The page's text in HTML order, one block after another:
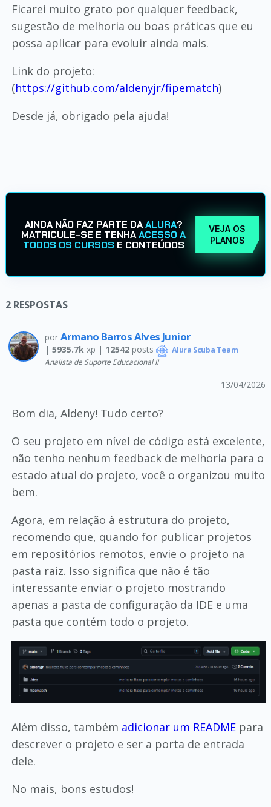
Ficarei muito grato por qualquer feedback,
sugestão de melhoria ou boas práticas que eu
possa aplicar para evoluir ainda mais.
Link do projeto:
(https://github.com/aldenyjr/fipematch)
Desde já, obrigado pela ajuda!
AINDA NÃO FAZ PARTE DAALURA?
MATRICULE-SE E TENHAACESSO A
TODOS OS CURSOS E CONTEÚDOS
VEJA OS
PLANOS
2 RESPOSTAS
por Armano Barros Alves Junior
| 5935.7kxp | 12542posts Alura Scuba Team
Analista de Suporte Educacional II
13/04/2026
Bom dia, Aldeny! Tudo certo?
O seu projeto em nível de código está excelente,
não tenho nenhum feedback de melhoria para o
estado atual do projeto, você o organizou muito
bem.
Agora, em relação à estrutura do projeto,
recomendo que, quando for publicar projetos
em repositórios remotos, envie o projeto na
pasta raiz. Isso significa que não é tão
interessante enviar o projeto mostrando
apenas a pasta de configuração da IDE e uma
pasta que contém todo o projeto.
Além disso, também adicionar um READMEpara
descrever o projeto e ser a porta de entrada
dele.
No mais, bons estudos!